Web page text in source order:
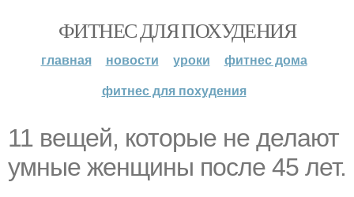
ФИТНЕС ДЛЯ ПОХУДЕНИЯ
главная новости уроки
фитнес дома
фитнес для похудения
11 вещей, которые не делают
умные женщины после 45 лет.